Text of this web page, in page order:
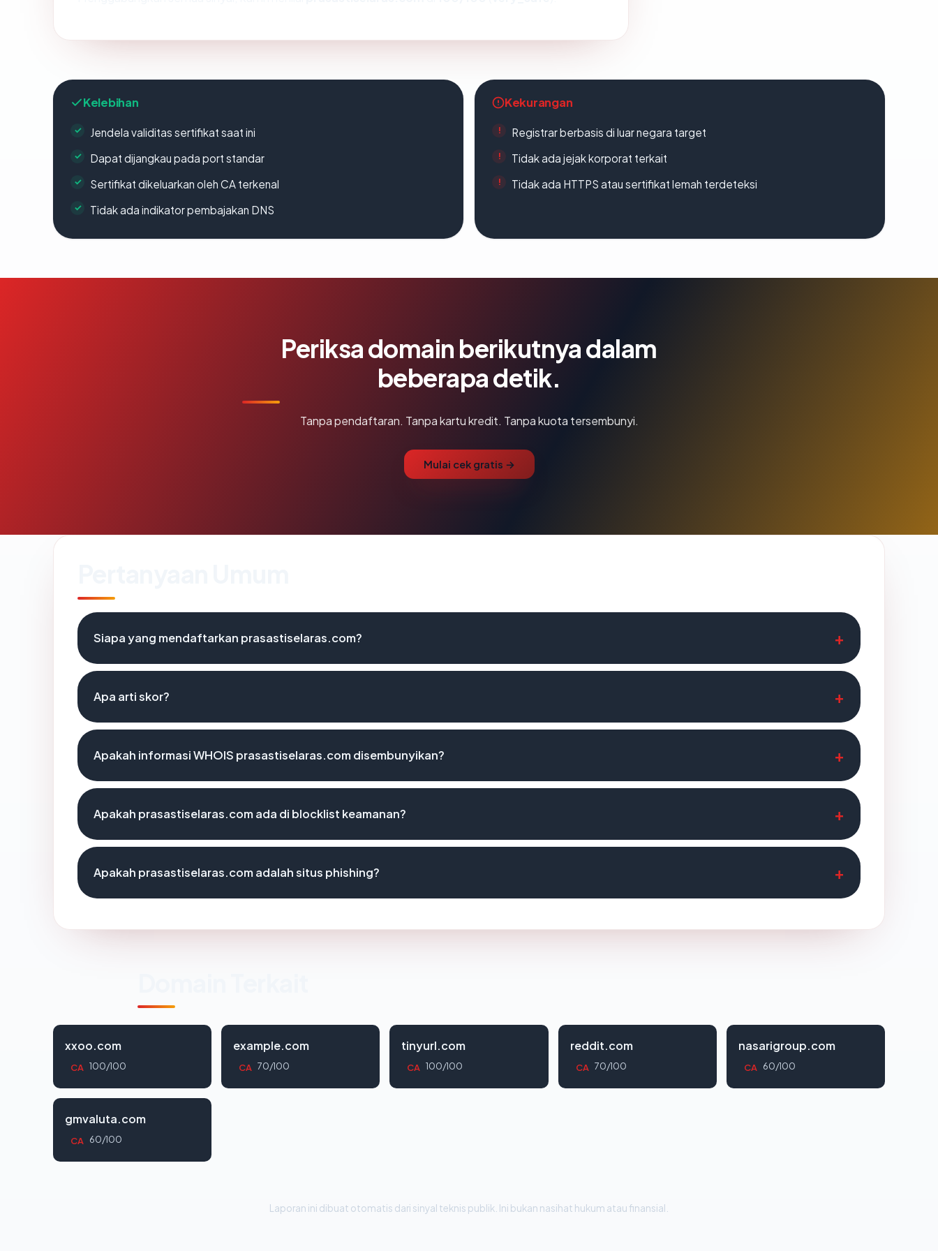
Kelebihan
Jendela validitas sertifikat saat ini
Dapat dijangkau pada port standar
Sertifikat dikeluarkan oleh CA terkenal
Tidak ada indikator pembajakan DNS
Kekurangan
Registrar berbasis di luar negara target
Tidak ada jejak korporat terkait
Tidak ada HTTPS atau sertifikat lemah terdeteksi
Periksa domain berikutnya dalam
beberapa detik.
Tanpa pendaftaran. Tanpa kartu kredit. Tanpa kuota tersembunyi.
Mulai cek gratis →
Siapa yang mendaftarkan prasastiselaras.com?
Apa arti skor?
Apakah informasi WHOIS prasastiselaras.com disembunyikan?
Apakah prasastiselaras.com ada di blocklist keamanan?
Apakah prasastiselaras.com adalah situs phishing?
xxoo.com
CA 100/100
example.com
CA 70/100
tinyurl.com
CA 100/100
reddit.com
CA 70/100
nasarigroup.com
CA 60/100
gmvaluta.com
CA 60/100
Laporan ini dibuat otomatis dari sinyal teknis publik. Ini bukan nasihat hukum atau finansial.